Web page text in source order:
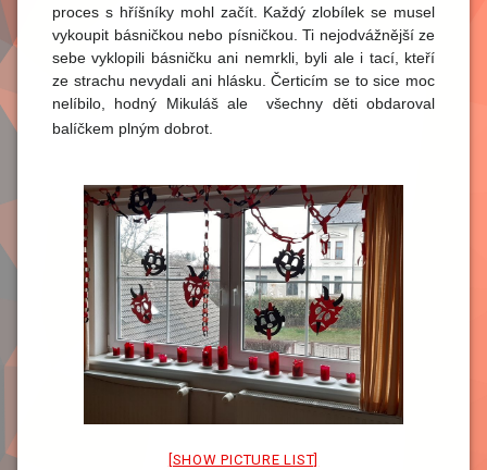
proces s hříšníky mohl začít. Každý zlobílek se musel
vykoupit básničkou nebo písničkou. Ti nejodvážnější ze
sebe vyklopili básničku ani nemrkli, byli ale i tací, kteří
ze strachu nevydali ani hlásku. Čerticím se to sice moc
nelíbilo, hodný Mikuláš ale všechny děti obdaroval
balíčkem plným dobrot.
[SHOW PICTURE LIST]